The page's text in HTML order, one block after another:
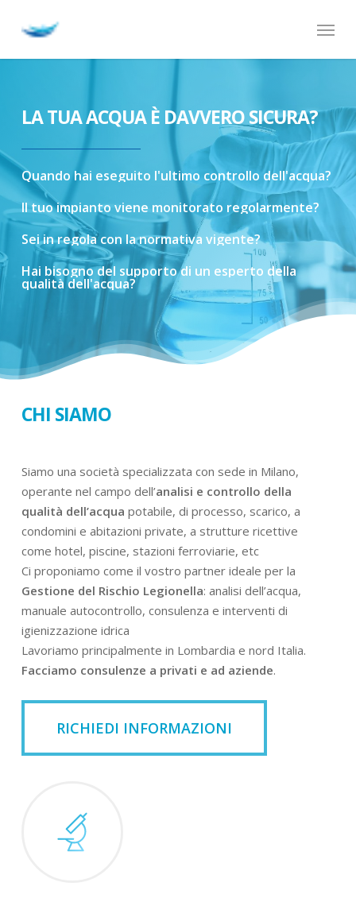
Menu
LA TUA ACQUA È DAVVERO SICURA?
Quando hai eseguito l'ultimo controllo dell'acqua?
Il tuoimpianto viene monitorato regolarmente?
Seiinregola con lanormativa vigente?
Hai bisognodel supportodi un esperto della
qualitàdell'acqua?
CHI SIAMO
Siamo una società specializzata con sede in Milano,
operante nel campo dell’analisi e controllo della
qualità dell’acqua potabile, di processo, scarico, a
condomini e abitazioni private, a strutture ricettive
come hotel, piscine, stazioni ferroviarie, etc
Ci proponiamo come il vostro partner ideale per la
Gestione del Rischio Legionella: analisi dell’acqua,
manuale autocontrollo, consulenza e interventi di
igienizzazione idrica
Lavoriamo principalmente in Lombardia e nord Italia.
Facciamo consulenze a privati e ad aziende.
RICHIEDI INFORMAZIONI